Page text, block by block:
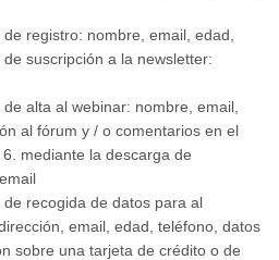
registro: nombre, email, edad,
suscripción a la newsletter:
alta al webinar: nombre, email,
al fórum y / o comentarios en el
mediante la descarga de
recogida de datos para al
email, edad, teléfono, datos
sobre una tarjeta de crédito o de